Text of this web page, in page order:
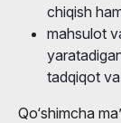
chiqish
mahsulot
tadqiqot
Qo‘shimcha